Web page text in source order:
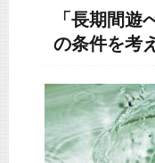
「長期間遊
の条件を考